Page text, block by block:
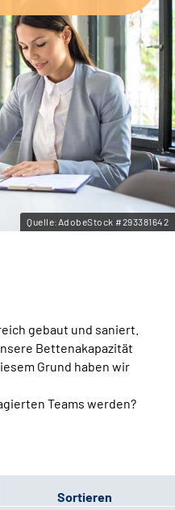
Quelle:AdobeStock #293381642
gebaut und saniert.
Bettenakapazität
Grund haben wir
Teams werden?
Sortieren